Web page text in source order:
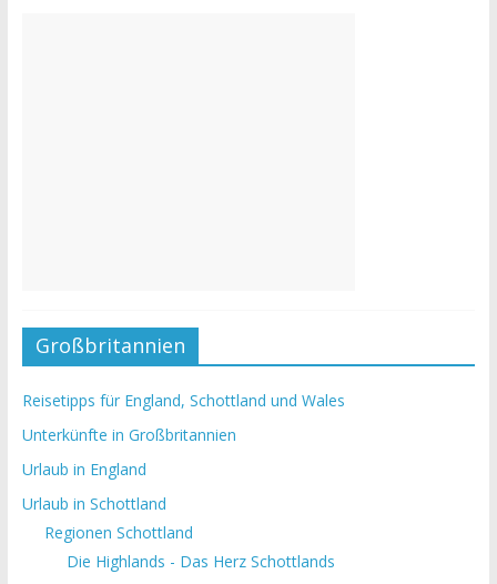
Großbritannien
Reisetipps für England, Schottland und Wales
Unterkünfte in Großbritannien
Urlaub in England
Urlaub in Schottland
Regionen Schottland
Die Highlands - Das Herz Schottlands